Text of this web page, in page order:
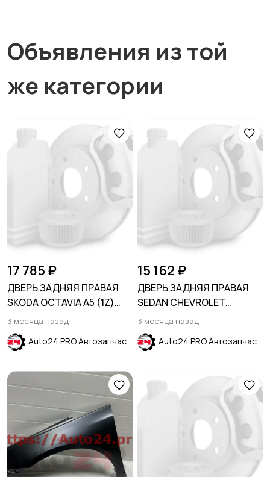
Объявления из той
же категории
17 785 ₽
ДВЕРЬ ЗАДНЯЯ ПРАВАЯ
SKODA OCTAVIA A5 (1Z)
2004-2013
3 месяца назад
Auto24.PRO Автозапчасти
15 162 ₽
ДВЕРЬ ЗАДНЯЯ ПРАВАЯ
SEDAN CHEVROLET
LACETTI
3 месяца назад
Auto24.PRO Автозапчасти